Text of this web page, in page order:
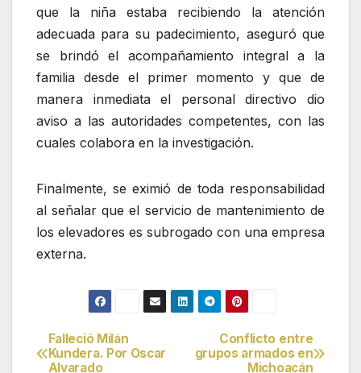
que la niña estaba recibiendo la atención
adecuada para su padecimiento, aseguró que
se brindó el acompañamiento integral a la
familia desde el primer momento y que de
manera inmediata el personal directivo dio
aviso a las autoridades competentes, con las
cuales colabora en la investigación.
Finalmente, se eximió de toda responsabilidad
al señalar que el servicio de mantenimiento de
los elevadores es subrogado con una empresa
externa.
Navegación
Conflicto entre
grupos armados en
Michoacán
Falleció Milán
Kundera. Por Oscar
Alvarado